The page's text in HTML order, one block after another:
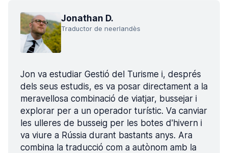
Jonathan D.
Traductor de neerlandès
Jon va estudiar Gestió del Turisme i, després
dels seus estudis, es va posar directament a la
meravellosa combinació de viatjar, bussejar i
explorar per a un operador turístic. Va canviar
les ulleres de busseig per les botes d'hivern i
va viure a Rússia durant bastants anys. Ara
combina la traducció com a autònom amb la